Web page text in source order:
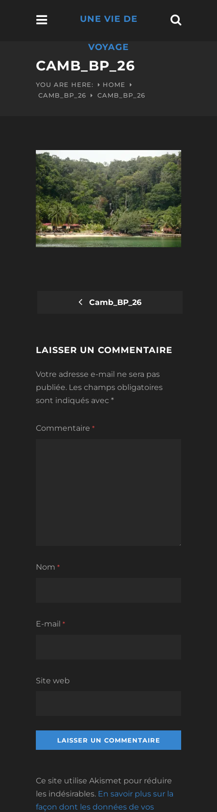
UNE VIE DE
VOYAGE
CAMB_BP_26
YOU ARE HERE:
HOME
CAMB_BP_26
CAMB_BP_26
Camb_BP_26
LAISSER UN COMMENTAIRE
Votre adresse e-mail ne sera pas
publiée. Les champs obligatoires
sont indiqués avec *
Commentaire *
Nom *
E-mail *
Site web
Ce site utilise Akismet pour réduire
les indésirables. En savoir plus sur la
façon dont les données de vos